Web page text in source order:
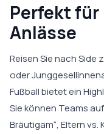
Perfekt
Anlässe
Reisen Sie nach Side
oder
Fußball bietet ein
Sie können Teams
Bräutigam“, Eltern vs.